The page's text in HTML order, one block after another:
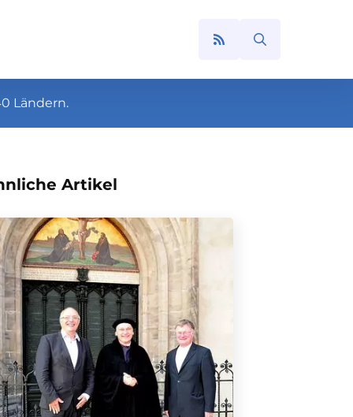
Ländern.
Artikel